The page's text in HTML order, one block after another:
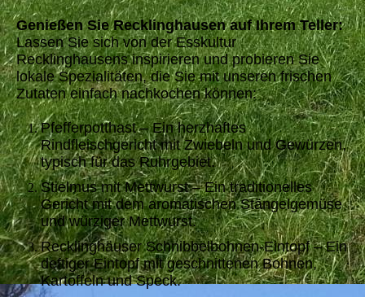
Genießen Sie Recklinghausen auf Ihrem Teller:
Lassen Sie sich von der Esskultur
Recklinghausens inspirieren und probieren Sie
lokale Spezialitäten, die Sie mit unseren frischen
Zutaten einfach nachkochen können:
Pfefferpotthast – Ein herzhaftes
Rindfleischgericht mit Zwiebeln und Gewürzen,
typisch für das Ruhrgebiet.
Stielmus mit Mettwurst – Ein traditionelles
Gericht mit dem aromatischen Stängelgemüse
und würziger Mettwurst.
Recklinghäuser Schnibbelbohnen-Eintopf – Ein
deftiger Eintopf mit geschnittenen Bohnen,
Kartoffeln und Speck.